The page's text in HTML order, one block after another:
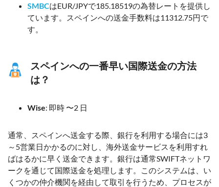
SMBCはEUR/JPYで185.18519の為替レートを提供し
ています。スペインへの送金手数料は11312.75円で
す。
スペインへの一番早い国際送金の方法
は？
Wise: 即時 〜2 日
通常、スペインへ送金する際、銀行を利用する場合には3
～5営業日かかるのに対し、海外送金サービスを利用すれ
ばはるかに早く送金できます。銀行は通常SWIFTネットワ
ークを通じて国際送金を処理します。このシステムは、い
くつかの仲介機関を経由して取引を行うため、プロセスが